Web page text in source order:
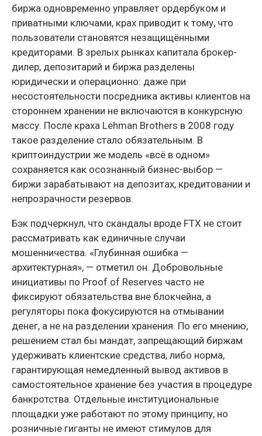
биржа одновременно управляет ордербуком и
приватными ключами, крах приводит к тому, что
пользователи становятся незащищёнными
кредиторами. В зрелых рынках капитала брокер-
дилер, депозитарий и биржа разделены
юридически и операционно: даже при
несостоятельности посредника активы клиентов на
стороннем хранении не включаются в конкурсную
массу. После краха Lehman Brothers в 2008 году
такое разделение стало обязательным. В
криптоиндустрии же модель «всё в одном»
сохраняется как осознанный бизнес-выбор —
биржи зарабатывают на депозитах, кредитовании и
непрозрачности резервов.
Бэк подчеркнул, что скандалы вроде FTX не стоит
рассматривать как единичные случаи
мошенничества. «Глубинная ошибка —
архитектурная», — отметил он. Добровольные
инициативы по Proof of Reserves часто не
фиксируют обязательства вне блокчейна, а
регуляторы пока фокусируются на отмывании
денег, а не на разделении хранения. По его мнению,
решением стал бы мандат, запрещающий биржам
удерживать клиентские средства, либо норма,
гарантирующая немедленный вывод активов в
самостоятельное хранение без участия в процедуре
банкротства. Отдельные институциональные
площадки уже работают по этому принципу, но
розничные гиганты не имеют стимулов для